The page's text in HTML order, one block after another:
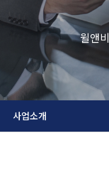
윌앤
사업소개